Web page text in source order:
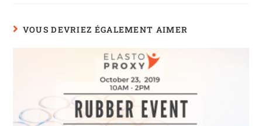
VOUS DEVRIEZ ÉGALEMENT AIMER